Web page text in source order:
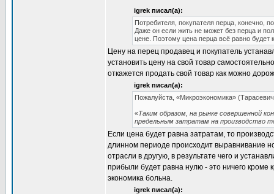
igrek писал(а):
Потребителя, покупателя перца, конечно,
Даже он если жить не может без перца и
цене. Поэтому цена перца всё равно будет
Цену на перец продавец и покупатель
установить цену на свой товар
откажется продать свой товар как можно
igrek писал(а):
Пожалуйста, «Микроэкономика»
«Таким образом, на рынке совершенной
предельным затратам на производство
Если цена будет равна затратам, то
длинном периоде происходит выравнивание
отрасли в другую, в результате чего и
прибыли будет равна нулю - это ничего кроме
экономика больна.
igrek писал(а):